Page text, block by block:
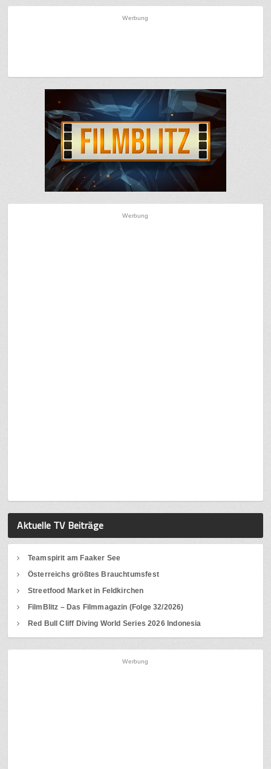
Werbung
Werbung
Aktuelle TV Beiträge
Teamspirit am Faaker See
Österreichs größtes Brauchtumsfest
Streetfood Market in Feldkirchen
FilmBlitz – Das Filmmagazin (Folge 32/2026)
Red Bull Cliff Diving World Series 2026 Indonesia
Werbung